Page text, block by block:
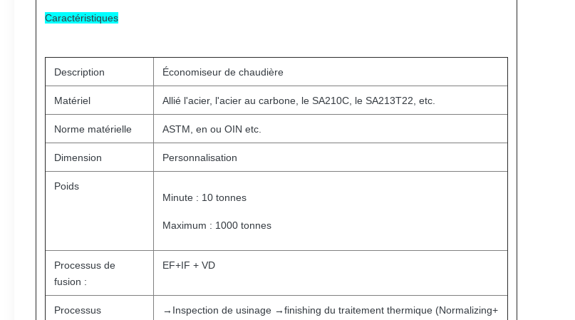
Caractéristiques
Description Économiseur de chaudière
Matériel Allié l'acier, l'acier au carbone, le SA210C, le SA213T22, etc.
Norme matérielle ASTM, en ou OIN etc.
Dimension Personnalisation
Poids
Minute : 10 tonnes
Maximum : 1000 tonnes
Processus de
fusion :
EF+IF + VD
Processus
→Inspection de usinage →finishing du traitement thermique (Normalizing+